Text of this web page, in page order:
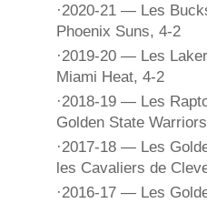
·2020-21 — Les
Phoenix Suns, 4-2
·2019-20 — Les
Miami Heat, 4-2
·2018-19 — Les
Golden State
·2017-18 — Les
les Cavaliers de
·2016-17 — Les